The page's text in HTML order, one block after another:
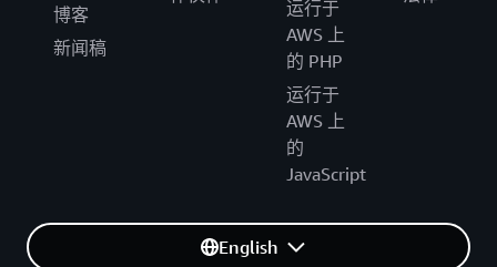
博客
新闻稿
运行于
AWS 上
的 PHP
运行于
AWS 上
的
JavaScript
English